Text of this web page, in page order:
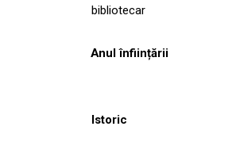
bibliotecar
Anul înființării
Istoric